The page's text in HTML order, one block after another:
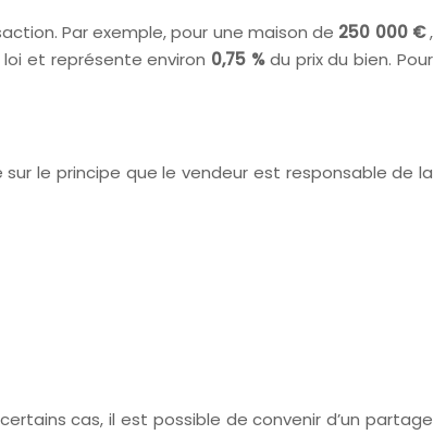
Par exemple, pour une maison de 250 000 €,
et représente environ 0,75 %du prix du bien. Pour
le principe que le vendeur est responsable de la
cas, il est possible de convenir d’un partage